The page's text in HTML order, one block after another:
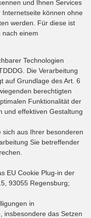
und Ihnen Services
können ohne
werden. Für diese ist
nach einem
Technologien
Die Verarbeitung
auf Grundlage des Art. 6
berechtigten
Funktionalität der
und effektiven Gestaltung
sich aus Ihrer besonderen
Sie betreffender
EU Cookie Plug-in der
93055 Regensburg;
in
insbesondere das Setzen